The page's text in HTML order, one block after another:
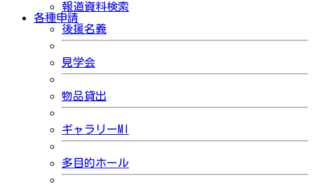
報道資料検索
各種申請
後援名義
見学会
物品貸出
ギャラリーMI
多目的ホール